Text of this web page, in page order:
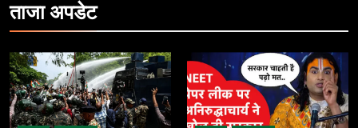
ताजाअपडेट